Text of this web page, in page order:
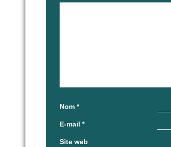
Nom *
E-mail *
Site web